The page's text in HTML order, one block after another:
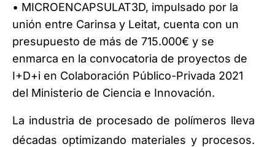
• MICROENCAPSULAT3D, impulsado por la
unión entre Carinsa y Leitat, cuenta con un
presupuesto de más de 715.000€ y se
enmarca en la convocatoria de proyectos de
I+D+i en Colaboración Público-Privada 2021
del Ministerio de Ciencia e Innovación.
La industria de procesado de polímeros lleva
décadas optimizando materiales y procesos.